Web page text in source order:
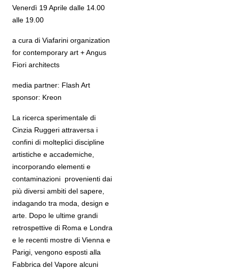
Venerdì 19 Aprile dalle 14.00
alle 19.00
a cura di Viafarini organization
for contemporary art + Angus
Fiori architects
media partner: Flash Art
sponsor: Kreon
La ricerca sperimentale di
Cinzia Ruggeri attraversa i
confini di molteplici discipline
artistiche e accademiche,
incorporando elementi e
contaminazioni provenienti dai
più diversi ambiti del sapere,
indagando tra moda, design e
arte. Dopo le ultime grandi
retrospettive di Roma e Londra
e le recenti mostre di Vienna e
Parigi, vengono esposti alla
Fabbrica del Vapore alcuni